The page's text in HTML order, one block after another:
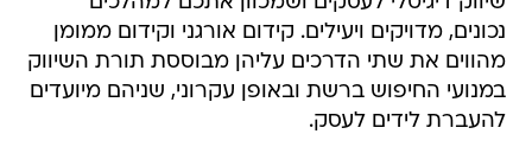
נכונים, מדויקים ויעילים. קידום אורגני וקידום ממומן
מהווים את שתי הדרכים עליהן מבוססת תורת השיווק
במנועי החיפוש ברשת ובאופן עקרוני, שניהם מיועדים
להעברת לידים לעסק.